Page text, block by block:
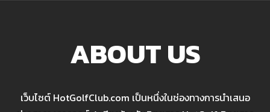
ABOUT US
เว็บไซต์ HotGolfClub.com เป็นหนึ่งในช่องทางการนำเสนอ